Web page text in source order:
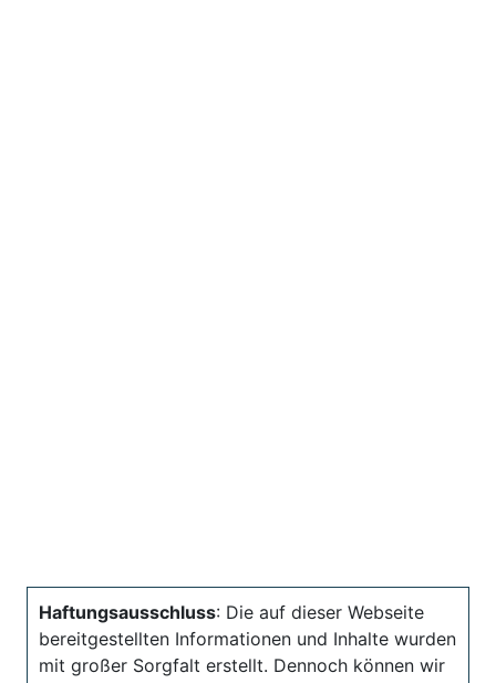
Haftungsausschluss: Die auf dieser Webseite
bereitgestellten Informationen und Inhalte wurden
mit großer Sorgfalt erstellt. Dennoch können wir